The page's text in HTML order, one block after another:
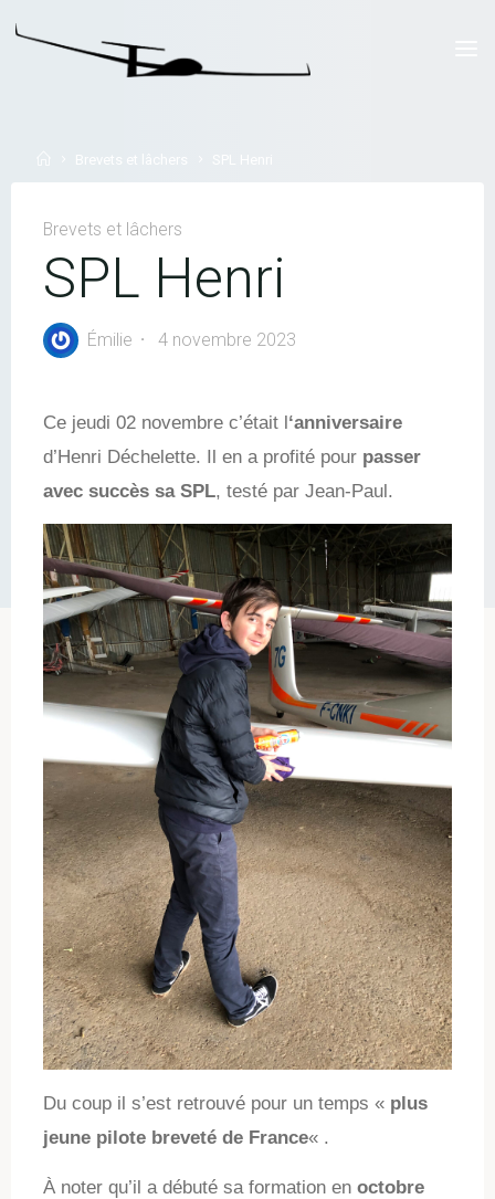
HomeBrevets et lâchers
Brevets et lâchers
SPL Henri
Émilie 4 novembre 2023
Ce jeudi 02 novembre c’était l‘anniversaire
d’Henri Déchelette. Il en a profité pour passer
avec succès sa SPL, testé par Jean-Paul.
Du coup il s’est retrouvé pour un temps « plus
jeune pilote breveté de France« .
À noter qu’il a débuté sa formation en octobre